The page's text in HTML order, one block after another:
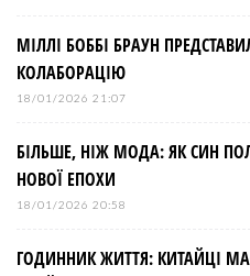
МІЛЛІ БОББІ БРАУН
КОЛАБОРАЦІЮ
18/01/2026 21:07
БІЛЬШЕ, НІЖ МОДА: ЯК СИН
НОВОЇ ЕПОХИ
18/01/2026 20:58
ГОДИННИК ЖИТТЯ: КИТАЙЦІ